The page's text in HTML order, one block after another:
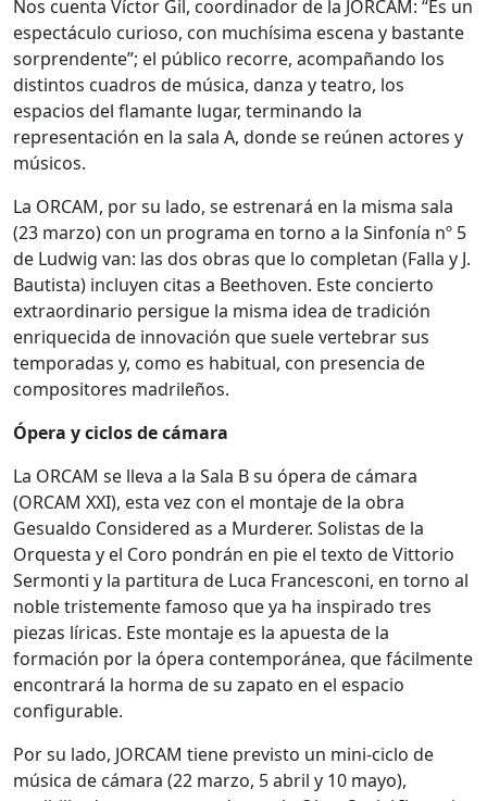
Nos cuenta Víctor Gil, coordinador de la JORCAM: “Es un
espectáculo curioso, con muchísima escena y bastante
sorprendente”; el público recorre, acompañando los
distintos cuadros de música, danza y teatro, los
espacios del flamante lugar, terminando la
representación en la sala A, donde se reúnen actores y
músicos.
La ORCAM, por su lado, se estrenará en la misma sala
(23 marzo) con un programa en torno a la Sinfonía nº 5
de Ludwig van: las dos obras que lo completan (Falla y J.
Bautista) incluyen citas a Beethoven. Este concierto
extraordinario persigue la misma idea de tradición
enriquecida de innovación que suele vertebrar sus
temporadas y, como es habitual, con presencia de
compositores madrileños.
Ópera y ciclos de cámara
La ORCAM se lleva a la Sala B su ópera de cámara
(ORCAM XXI), esta vez con el montaje de la obra
Gesualdo Considered as a Murderer. Solistas de la
Orquesta y el Coro pondrán en pie el texto de Vittorio
Sermonti y la partitura de Luca Francesconi, en torno al
noble tristemente famoso que ya ha inspirado tres
piezas líricas. Este montaje es la apuesta de la
formación por la ópera contemporánea, que fácilmente
encontrará la horma de su zapato en el espacio
configurable.
Por su lado, JORCAM tiene previsto un mini-ciclo de
música de cámara (22 marzo, 5 abril y 10 mayo),